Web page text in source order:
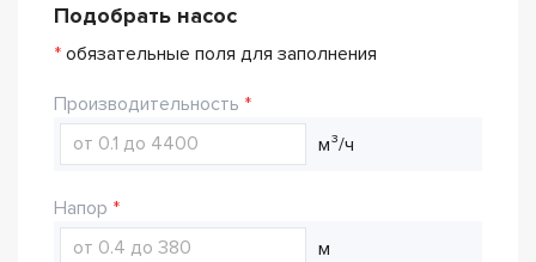
Подобрать насос
* обязательные поля для заполнения
Производительность
м³/ч
Напор
м